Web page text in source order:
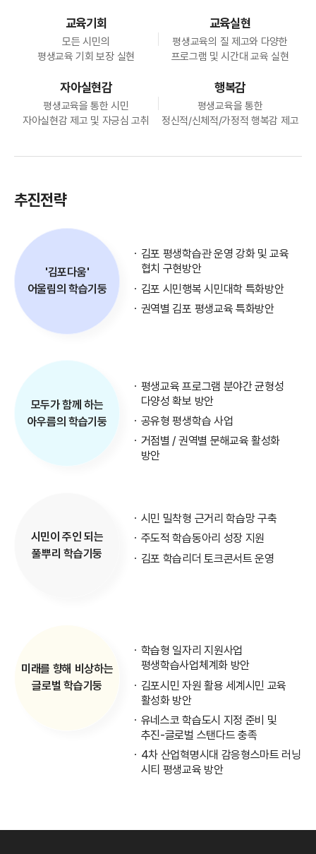
교육기회
모든 시민의
평생교육 기회 보장 실현
교육실현
평생교육의 질 제고와 다양한
프로그램 및 시간대 교육 실현
자아실현감
평생교육을 통한 시민
자아실현감 제고 및 자긍심 고취
행복감
평생교육을 통한
정신적/신체적/가정적 행복감 제고
추진전략
'김포다움'
어울림의 학습기둥
김포 평생학습관 운영 강화 및 교육
협치 구현방안
김포 시민행복 시민대학 특화방안
권역별 김포 평생교육 특화방안
모두가 함께 하는
아우름의 학습기둥
평생교육 프로그램 분야간 균형성
다양성 확보 방안
공유형 평생학습 사업
거점별 / 권역별 문해교육 활성화
방안
시민이 주인 되는
풀뿌리 학습기둥
시민 밀착형 근거리 학습망 구축
주도적 학습동아리 성장 지원
김포 학습리더 토크콘서트 운영
미래를 향해 비상하는
글로벌 학습기둥
학습형 일자리 지원사업
평생학습사업체계화 방안
김포시민 자원 활용 세계시민 교육
활성화 방안
유네스코 학습도시 지정 준비 및
추진-글로벌 스탠다드 충족
4차 산업혁명시대 감응형스마트 러닝
시티 평생교육 방안